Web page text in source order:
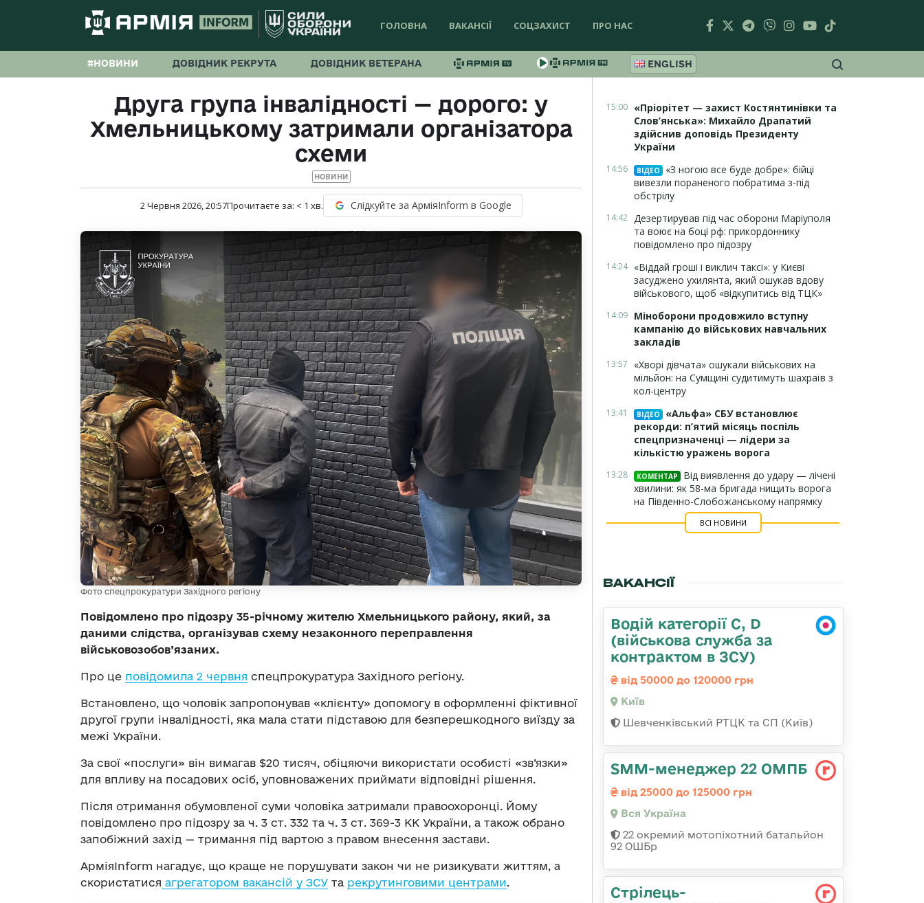
ГОЛОВНА ВАКАНСІЇ СОЦЗАХИСТ ПРО НАС
#НОВИНИ ДОВІДНИК РЕКРУТА ДОВІДНИК ВЕТЕРАНА ENGLISH
Друга група інвалідності — дорого: у
Хмельницькому затримали організатора
схеми
НОВИНИ
2 Червня 2026, 20:57Прочитаєте за: < 1 хв. Слідкуйте за АрміяInform в Google
Фото спецпрокуратури Західного регіону
Повідомлено про підозру 35-річному жителю Хмельницького району, який, за
даними слідства, організував схему незаконного переправлення
військовозобов’язаних.
Про це повідомила 2 червня спецпрокуратура Західного регіону.
Встановлено, що чоловік запропонував «клієнту» допомогу в оформленні фіктивної
другої групи інвалідності, яка мала стати підставою для безперешкодного виїзду за
межі України.
За свої «послуги» він вимагав $20 тисяч, обіцяючи використати особисті «зв’язки»
для впливу на посадових осіб, уповноважених приймати відповідні рішення.
Після отримання обумовленої суми чоловіка затримали правоохоронці. Йому
повідомлено про підозру за ч. 3 ст. 332 та ч. 3 ст. 369-3 КК України, а також обрано
запобіжний захід — тримання під вартою з правом внесення застави.
АрміяInform нагадує, що краще не порушувати закон чи не ризикувати життям, а
скористатися агрегатором вакансій у ЗСУ та рекрутинговими центрами
15:00 «Пріорітет — захист Костянтинівки та
Слов’янська»: Михайло Драпатий
здійснив доповідь Президенту
України
14:56 ВІДЕО
«З ногою все буде добре»: бійці
вивезли пораненого побратима з-під
обстрілу
14:42 Дезертирував під час оборони Маріуполя
та воює на боці рф: прикордоннику
повідомлено про підозру
14:24 «Віддай гроші і виклич таксі»: у Києві
засуджено ухилянта, який ошукав вдову
військового, щоб «відкупитись від ТЦК»
14:09 Міноборони продовжило вступну
кампанію до військових навчальних
закладів
13:57
«Хворі дівчата» ошукали військових на
мільйон: на Сумщині судитимуть шахраїв з
кол-центру
13:41 ВІДЕО
«Альфа» СБУ встановлює
рекорди: п’ятий місяць поспіль
спецпризначенці — лідери за
кількістю уражень ворога
13:28 КОМЕНТАР
Від виявлення до удару — лічені
хвилини: як 58-ма бригада нищить ворога
на Південно-Слобожанському напрямку
ВСІ НОВИНИ
ВАКАНСІЇ
Водій категорії C, D
(військова служба за
контрактом в ЗСУ)
від 50000 до 120000 грн
Київ
Шевченківський РТЦК та СП (Київ)
SMM-менеджер 22 ОМПБ
від 25000 до 125000 грн
Вся Україна
22 окремий мотопіхотний батальйон
92 ОШБр
Стрілець-